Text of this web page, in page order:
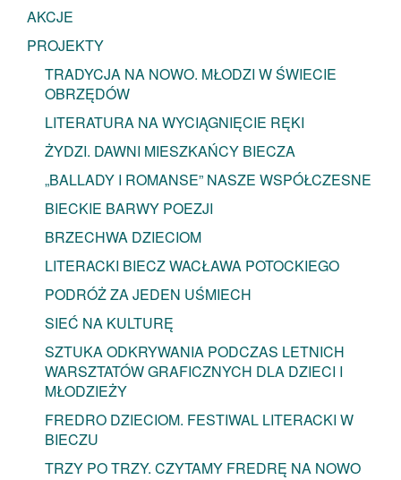
AKCJE
PROJEKTY
TRADYCJA NA NOWO. MŁODZI W ŚWIECIE
OBRZĘDÓW
LITERATURA NA WYCIĄGNIĘCIE RĘKI
ŻYDZI. DAWNI MIESZKAŃCY BIECZA
„BALLADY I ROMANSE” NASZE WSPÓŁCZESNE
BIECKIE BARWY POEZJI
BRZECHWA DZIECIOM
LITERACKI BIECZ WACŁAWA POTOCKIEGO
PODRÓŻ ZA JEDEN UŚMIECH
SIEĆ NA KULTURĘ
SZTUKA ODKRYWANIA PODCZAS LETNICH
WARSZTATÓW GRAFICZNYCH DLA DZIECI I
MŁODZIEŻY
FREDRO DZIECIOM. FESTIWAL LITERACKI W
BIECZU
TRZY PO TRZY. CZYTAMY FREDRĘ NA NOWO